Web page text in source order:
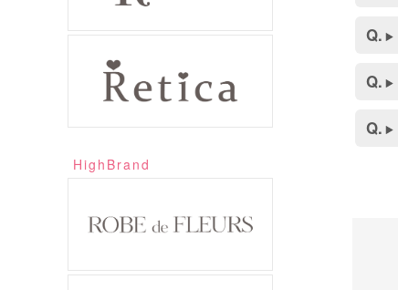
HighBrand